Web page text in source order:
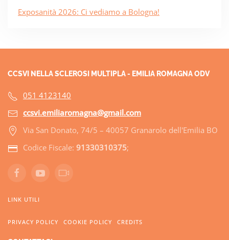
Exposanità 2026: Ci vediamo a Bologna!
CCSVI NELLA SCLEROSI MULTIPLA - EMILIA ROMAGNA ODV
051 4123140
ccsvi.emiliaromagna@gmail.com
Via San Donato, 74/5 – 40057 Granarolo dell'Emilia BO
Codice Fiscale: 91330310375;
LINK UTILI
PRIVACY POLICY COOKIE POLICY CREDITS